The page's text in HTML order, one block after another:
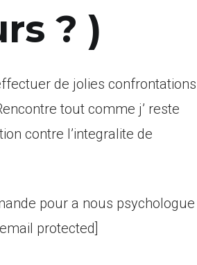
? )
de jolies confrontations
tout comme j’ reste
contre l’integralite de
pour a nous psychologue
protected]